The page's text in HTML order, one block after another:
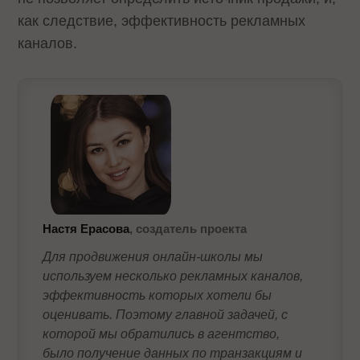
как следствие, эффективность рекламных
каналов.
Настя Ерасова, создатель проекта
Для продвижения онлайн-школы мы
используем несколько рекламных каналов,
эффективность которых хотели бы
оценивать. Поэтому главной задачей, с
которой мы обратились в агентство,
было получение данных по транзакциям и